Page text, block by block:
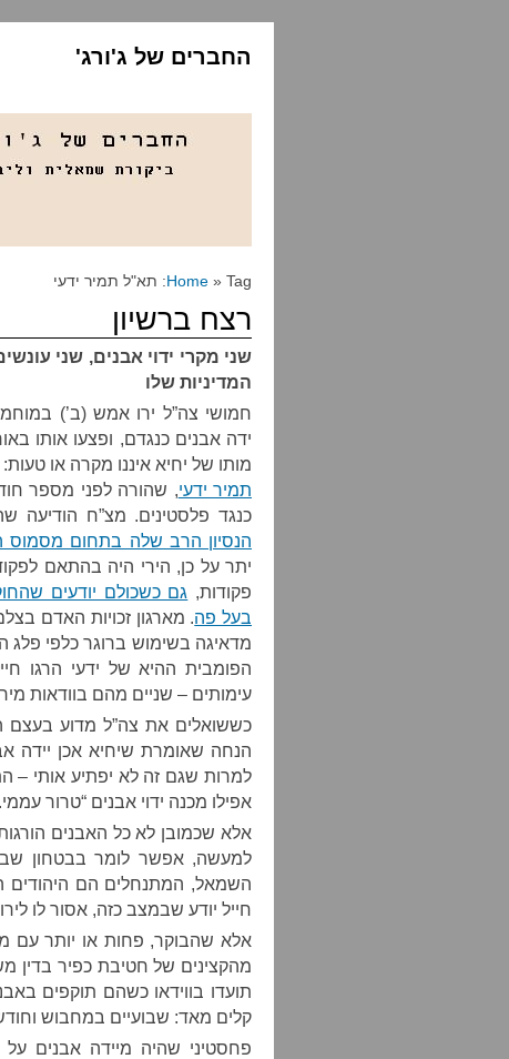
החברים של ג'ורג'
Home » Tag: תא"ל תמיר ידעי
רצח ברשיון
שני מקרי ידוי אבנים, שני
המדיניות שלו
חמושי צה”ל ירו אמש (ב’)
ידה אבנים כנגדם, ופצעו אותו
מותו של יחיא איננו מקרה או
תמיר ידעי, שהורה לפני מספר
כנגד פלסטינים. מצ”ח
הנסיון הרב שלה בתחום מסמוס
יתר על כן, הירי היה בהתאם
פקודות, גם כשכולם יודעים
בעל פה. מארגון זכויות האדם
מדאיגה בשימוש ברוגר כלפי פלג
הפומבית ההיא של ידעי הרגו
עימותים – שניים מהם בוודאות
כששואלים את צה”ל מדוע בעצם
הנחה שאומרת שיחיא אכן יידה
למרות שגם זה לא יפתיע אותי –
אפילו מכנה ידוי אבנים “טרור
אלא שכמובן לא כל האבנים
למעשה, אפשר לומר בבטחון
השמאל, המתנחלים הם היהודים
חייל יודע שבמצב כזה, אסור לו
אלא שהבוקר, פחות או יותר עם
מהקצינים של חטיבת כפיר
תועדו בווידאו כשהם תוקפים
קלים מאד: שבועיים במחבוש
פחסטיני שהיה מיידה אבנים על